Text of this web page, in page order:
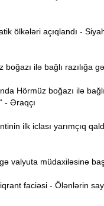
ölkələri açıqlandı -
ilə bağlı razılığa
Hörmüz boğazı ilə
- Əraqçı
ilk iclası yarımçıq
valyuta müdaxiləsinə
faciəsi - Ölənlərin